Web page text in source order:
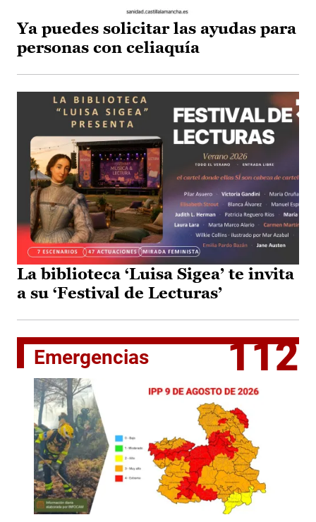
Ya puedes solicitar las ayudas para
personas con celiaquía
La biblioteca ‘Luisa Sigea’ te invita
a su ‘Festival de Lecturas’
Emergencias 112